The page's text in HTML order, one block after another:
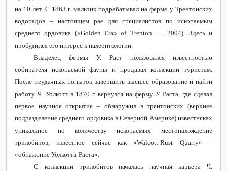
на 10 лет. С 1863 г. мальчик подрабатывал на ферме у Трентонских
водопадов – настоящем рае для специалистов по ископаемым
среднего ордовика («Golden Era»of Trenton …, 2004). Здесь и
пробудился его интерес к палеонтологии.
Владелец фермы У. Раст пользовался известностью
собирателя ископаемой фауны и продавал коллекции туристам.
После неудачных попыток завершить высшее образование и найти
работу Ч. Уолкотт в 1870 г. вернулся на ферму У. Раста, где сделал
первое научное открытие – обнаружил в трентонских (верхнее
подразделение среднего ордовика в Северной Америке) известняках
уникальное по количеству ископаемых местонахождение
трилобитов, известное сейчас как «Walcott-Rust Quarry» –
«обнажение Уолкотта-Раста».
С коллекции трилобитов началась научная карьера Ч.